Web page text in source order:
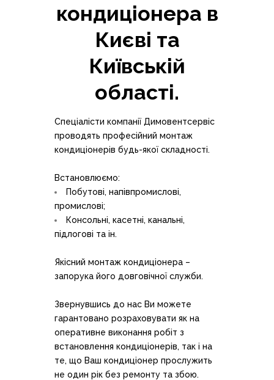
кондиціонера в
Києві та
Київській
області.
Спеціалісти компанії Димовентсервіс
проводять професійний монтаж
кондиціонерів будь-якої складності.
Встановлюємо:
Побутові, напівпромислові,
промислові;
Консольні, касетні, канальні,
підлогові та ін.
Якісний монтаж кондиціонера –
запорука його довговічної служби.
Звернувшись до нас Ви можете
гарантовано розраховувати як на
оперативне виконання робіт з
встановлення кондиціонерів, так і на
те, що Ваш кондиціонер прослужить
не один рік без ремонту та збою.